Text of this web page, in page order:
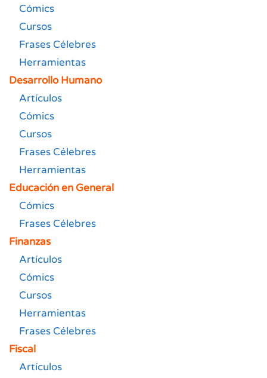
Cómics
Cursos
Frases Célebres
Herramientas
Desarrollo Humano
Artículos
Cómics
Cursos
Frases Célebres
Herramientas
Educación en General
Cómics
Frases Célebres
Finanzas
Artículos
Cómics
Cursos
Herramientas
Frases Célebres
Fiscal
Artículos